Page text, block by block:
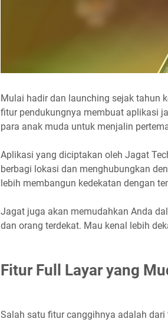
Mulai hadir dan launching sejak tahun
fitur pendukungnya membuat aplikasi
para anak muda untuk menjalin
Aplikasi yang diciptakan oleh Jagat
berbagi lokasi dan menghubungkan
lebih membangun kedekatan dengan
Jagat juga akan memudahkan Anda
dan orang terdekat. Mau kenal lebih
Fitur Full Layar yang
Salah satu fitur canggihnya adalah